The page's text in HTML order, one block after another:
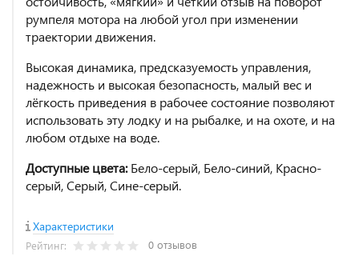
румпеля мотора на любой угол при изменении
траектории движения.
Высокая динамика, предсказуемость управления,
надежность и высокая безопасность, малый вес и
лёгкость приведения в рабочее состояние позволяют
использовать эту лодку и на рыбалке, и на охоте, и на
любом отдыхе на воде.
Доступные цвета:Бело-серый, Бело-синий, Красно-
серый, Серый, Сине-серый.
Характеристики
Рейтинг: 0 отзывов